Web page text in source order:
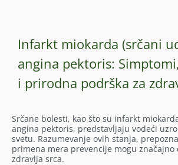
Infarkt miokarda (srčani
angina pektoris:
i prirodna podrška za
Srčane bolesti, kao što su infarkt
angina pektoris, predstavljaju vodeći
svetu. Razumevanje ovih stanja,
primena mera prevencije mogu
zdravlja srca.